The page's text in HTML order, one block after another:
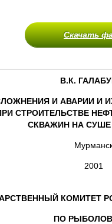
Скачать
В.К.
И АВАРИИ И
СТРОИТЕЛЬСТВЕ
СКВАЖИН НА
2001
КОМИТЕТ
ПО